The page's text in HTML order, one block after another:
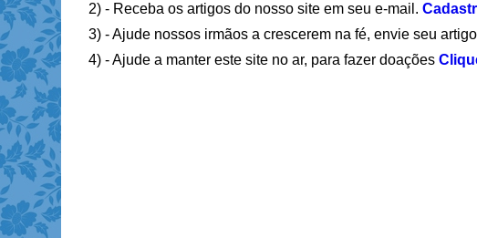
2) - Receba os artigos do nosso site em seu e-mail.
3) - Ajude nossos irmãos a crescerem na fé, envie seu
4) - Ajude a manter este site no ar, para fazer doações